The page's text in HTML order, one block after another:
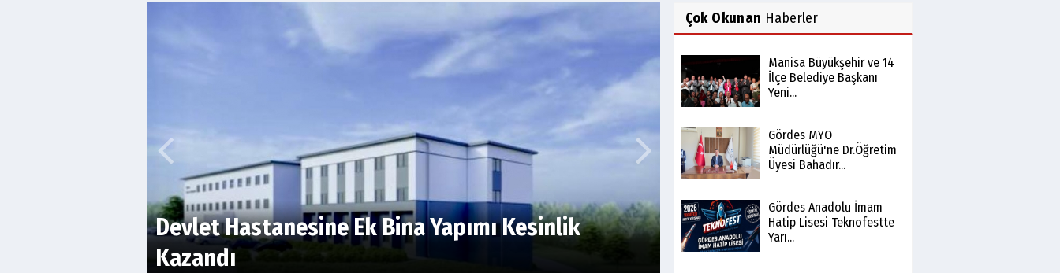
Devlet Hastanesinde Yeni Başhekim Göreve
Başladı
Çok Okunan Haberler
Manisa Büyükşehir ve 14
İlçe Belediye Başkanı
Yeni...
Gördes MYO
Müdürlüğü'ne Dr.Öğretim
Üyesi Bahadır...
Gördes Anadolu İmam
Hatip Lisesi Teknofestte
Yarı...